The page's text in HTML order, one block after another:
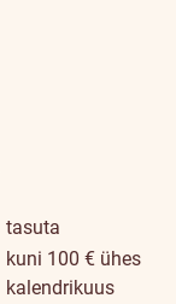
tasuta
kuni 100 € ühes
kalendrikuus